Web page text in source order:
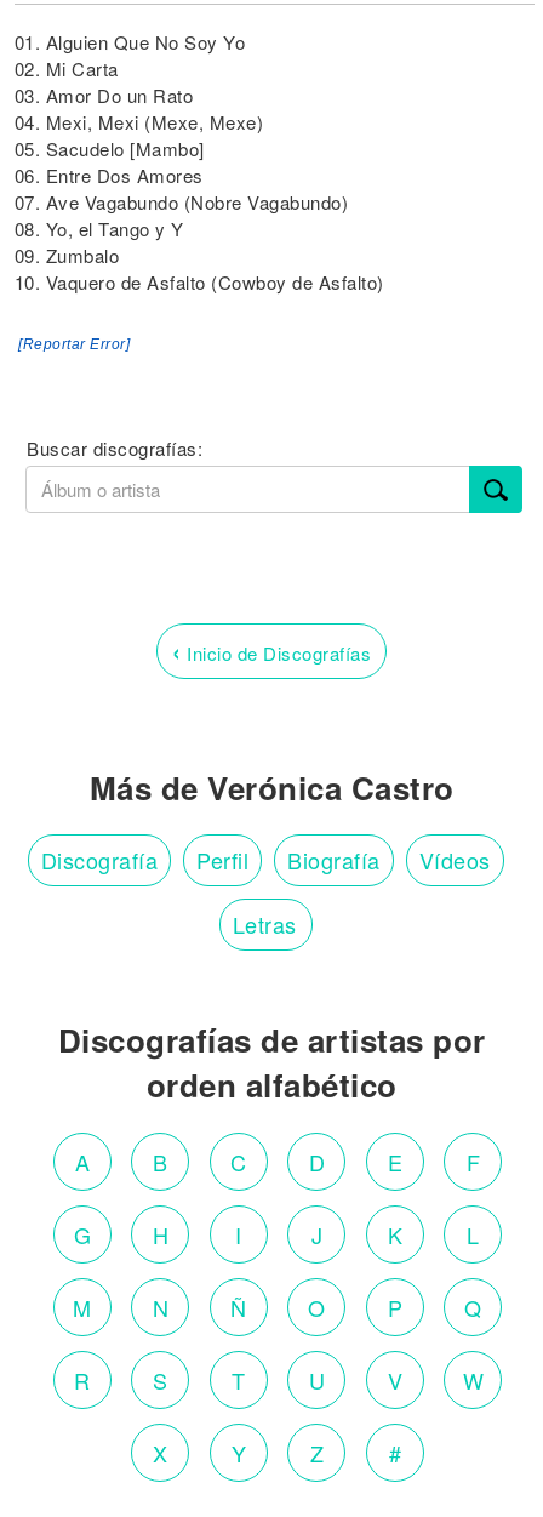
01. Alguien Que No Soy Yo
02. Mi Carta
03. Amor Do un Rato
04. Mexi, Mexi (Mexe, Mexe)
05. Sacudelo [Mambo]
06. Entre Dos Amores
07. Ave Vagabundo (Nobre Vagabundo)
08. Yo, el Tango y Y
09. Zumbalo
10. Vaquero de Asfalto (Cowboy de Asfalto)
[Reportar Error]
Buscar discografías:
‹ Inicio de Discografías
Más de Verónica Castro
Discografía Perfil Biografía Vídeos
Letras
Discografías de artistas por
orden alfabético
A B C D E F
G H I J K L
M N Ñ O P Q
R S T U V W
X Y Z #